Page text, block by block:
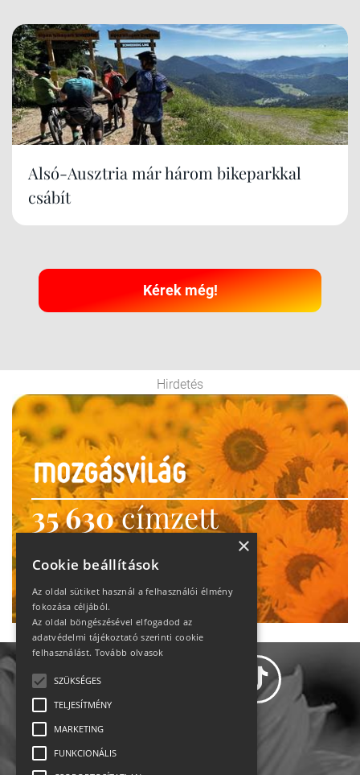
Alsó-Ausztria már három bikeparkkal
csábít
Kérek még!
Hirdetés
35 630címzett
heti motiváció
Ne maradj le!
×
Cookie beállítások
Az oldal sütiket használ a felhasználói élmény
fokozása céljából.
Az oldal böngészésével elfogadod az
adatvédelmi tájékoztató szerinti cookie
felhasználást. Tovább olvasok
SZÜKSÉGES
TELJESÍTMÉNY
MARKETING
FUNKCIONÁLIS